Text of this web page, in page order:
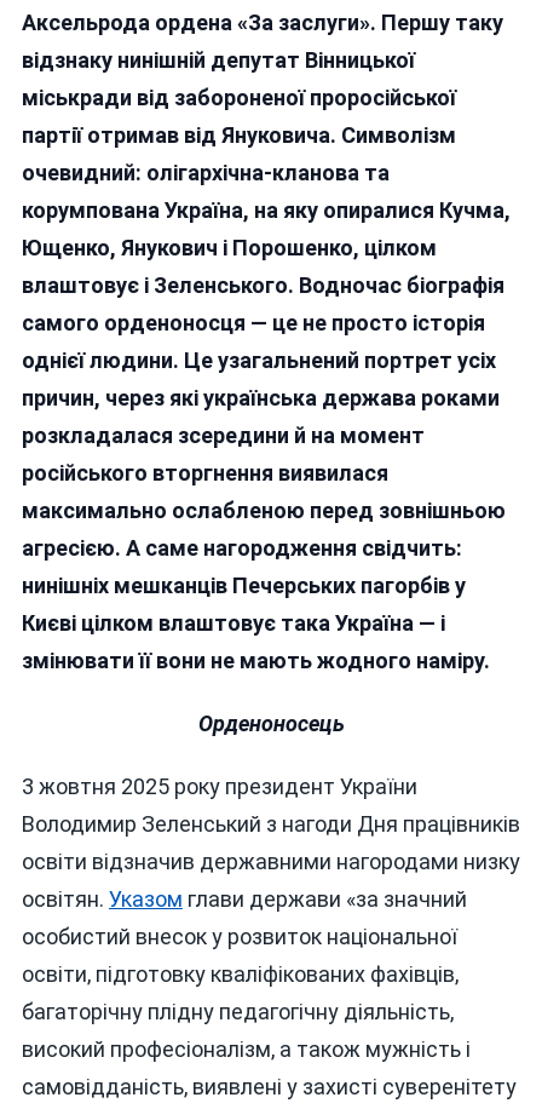
Від
Як
Колись
Від
Аксельрода ордена «За заслуги». Першу таку
відзнаку нинішній депутат Вінницької
міськради від забороненої проросійської
партії отримав від Януковича. Символізм
очевидний: олігархічна-кланова та
корумпована Україна, на яку опиралися Кучма,
Ющенко, Янукович і Порошенко, цілком
влаштовує і Зеленського. Водночас біографія
самого орденоносця — це не просто історія
однієї людини. Це узагальнений портрет усіх
причин, через які українська держава роками
розкладалася зсередини й на момент
російського вторгнення виявилася
максимально ослабленою перед зовнішньою
агресією. А саме нагородження свідчить:
нинішніх мешканців Печерських пагорбів у
Києві цілком влаштовує така Україна — і
змінювати її вони не мають жодного наміру.
Орденоносець
3 жовтня 2025 року президент України
Володимир Зеленський з нагоди Дня працівників
освіти відзначив державними нагородами низку
освітян. Указом глави держави «за значний
особистий внесок у розвиток національної
освіти, підготовку кваліфікованих фахівців,
багаторічну плідну педагогічну діяльність,
високий професіоналізм, а також мужність і
самовідданість, виявлені у захисті суверенітету